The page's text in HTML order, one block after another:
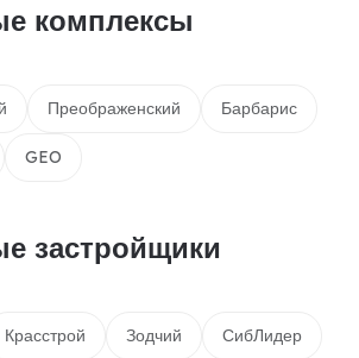
комплексы
Преображенский Барбарис
GEO
застройщики
Красстрой Зодчий СибЛидер